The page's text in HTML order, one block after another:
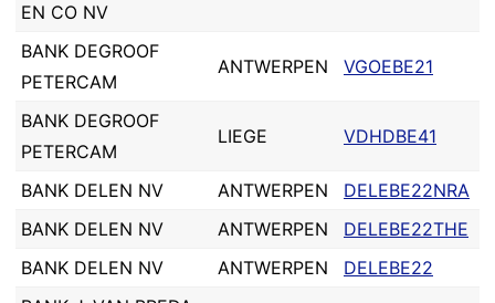
EN CO NV
BANK DEGROOF
PETERCAM
ANTWERPEN VGOEBE21
BANK DEGROOF
PETERCAM
LIEGE VDHDBE41
BANK DELEN NV ANTWERPEN
DELEBE22NRA
BANK DELEN NV
ANTWERPEN
DELEBE22THE
BANK DELEN NV
ANTWERPEN
DELEBE22